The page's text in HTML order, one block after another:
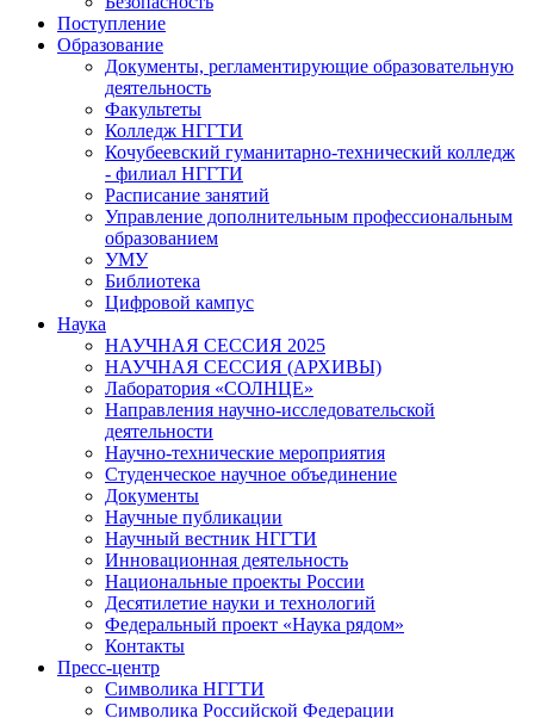
Поступление
Образование
Документы, регламентирующие образовательную
деятельность
Факультеты
Колледж НГГТИ
Кочубеевский гуманитарно-технический колледж
- филиал НГГТИ
Расписание занятий
Управление дополнительным профессиональным
образованием
УМУ
Библиотека
Цифровой кампус
Наука
НАУЧНАЯ СЕССИЯ 2025
НАУЧНАЯ СЕССИЯ (АРХИВЫ)
Лаборатория «СОЛНЦЕ»
Направления научно-исследовательской
деятельности
Научно-технические мероприятия
Студенческое научное объединение
Документы
Научные публикации
Научный вестник НГГТИ
Инновационная деятельность
Национальные проекты России
Десятилетие науки и технологий
Федеральный проект «Наука рядом»
Контакты
Пресс-центр
Символика НГГТИ
Символика Российской Федерации